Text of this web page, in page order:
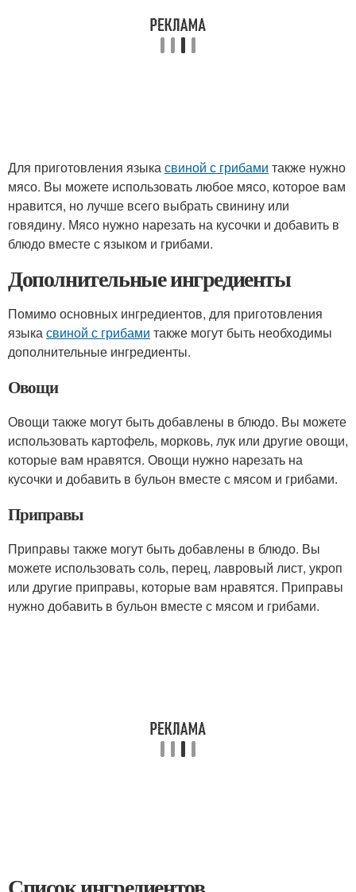
Для приготовления языкасвиной с грибами также нужно
мясо. Вы можете использовать любое мясо, которое вам
нравится, но лучше всего выбрать свинину или
говядину. Мясо нужно нарезать на кусочки и добавить в
блюдо вместе с языком и грибами.
Дополнительные ингредиенты
Помимо основных ингредиентов, для приготовления
языкасвиной с грибами также могут быть необходимы
дополнительные ингредиенты.
Овощи
Овощи также могут быть добавлены в блюдо. Вы можете
использовать картофель, морковь, лук или другие овощи,
которые вам нравятся. Овощи нужно нарезать на
кусочки и добавить в бульон вместе с мясом и грибами.
Приправы
Приправы также могут быть добавлены в блюдо. Вы
можете использовать соль, перец, лавровый лист, укроп
или другие приправы, которые вам нравятся. Приправы
нужно добавить в бульон вместе с мясом и грибами.